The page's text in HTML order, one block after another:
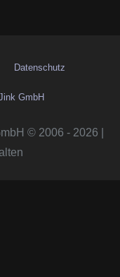
Datenschutz
GmbH
© 2006 - 2026 |